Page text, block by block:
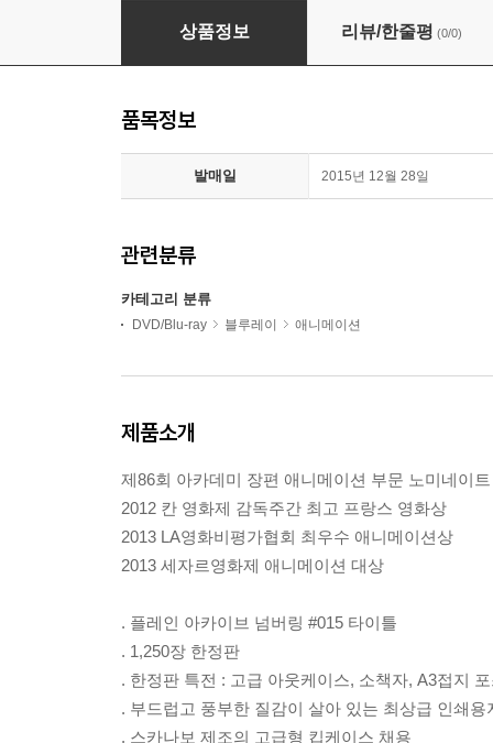
어네스트와 셀레스틴 (A타입 1,250장 한정판) :
상품정보 리뷰/한줄평 (0/0)
품목정보
발매일 2015년 12월 28일
관련분류
카테고리 분류
DVD/Blu-ray 블루레이 애니메이션
제품소개
제86회 아카데미 장편 애니메이션 부문 노미네이트
2012 칸 영화제 감독주간 최고 프랑스 영화상
2013 LA영화비평가협회 최우수 애니메이션상
2013 세자르영화제 애니메이션 대상
. 플레인 아카이브 넘버링 #015 타이틀
. 1,250장 한정판
. 한정판 특전 : 고급 아웃케이스, 소책자, A3접지
. 부드럽고 풍부한 질감이 살아 있는 최상급 인쇄용
. 스카나보 제조의 고급형 킵케이스 채용